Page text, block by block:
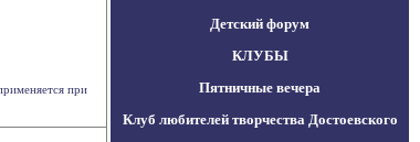
при
Детский форум
КЛУБЫ
Пятничные вечера
Клуб любителей творчества Достоевского